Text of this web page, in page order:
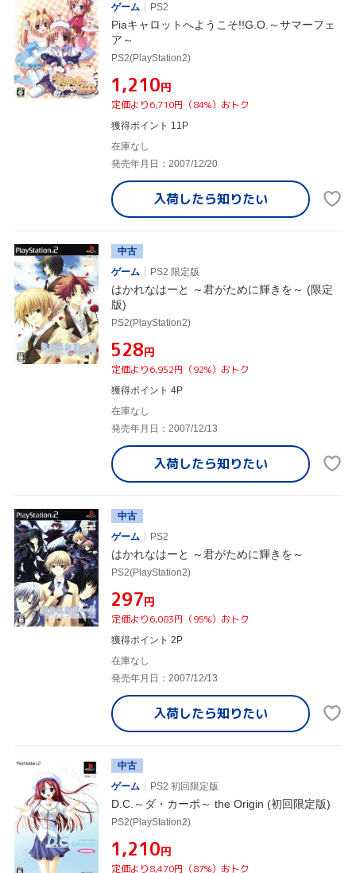
ゲーム
PS2
Piaキャロットへようこそ!!G.O.～サマーフェ
ア～
PS2(PlayStation2)
¥1,210円
定価より6,710円（84%）おトク
獲得ポイント 11P
在庫なし
発売年月日：2007/12/20
入荷したら知りたい
中古
ゲーム
PS2 限定版
はかれなはーと ～君がために輝きを～ (限定
版)
PS2(PlayStation2)
¥528円
定価より6,952円（92%）おトク
獲得ポイント 4P
在庫なし
発売年月日：2007/12/13
入荷したら知りたい
中古
ゲーム
PS2
はかれなはーと ～君がために輝きを～
PS2(PlayStation2)
¥297円
定価より6,083円（95%）おトク
獲得ポイント 2P
在庫なし
発売年月日：2007/12/13
入荷したら知りたい
中古
ゲーム
PS2 初回限定版
D.C.～ダ・カーポ～ the Origin (初回限定版)
PS2(PlayStation2)
¥1,210円
定価より8,470円（87%）おトク